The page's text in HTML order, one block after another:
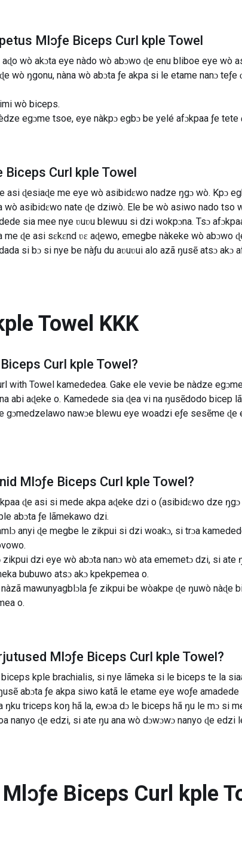
Mlɔƒe Biceps Curl kple Towel
wò akɔta eye nàdo wò abɔwo ɖe enu bliboe eye wò
wò ŋgonu, nàna wò abɔta ƒe akpa si le etame nanɔ
wò biceps.
egɔme tsoe, eye nàkpɔ egbɔ be yelé afɔkpaa ƒe
Curl kple Towel
asi ɖesiaɖe me eye wò asibidɛwo nadze ŋgɔ wò. Kpɔ
wò asibidɛwo nate ɖe dziwò. Ele be wò asiwo nado tso
sia mee nye ʋuʋu blewuu si dzi wokpɔna. Tsɔ
ɖe asi sɛkɛnd ʋɛ aɖewo, emegbe nàkeke wò abɔwo
si bɔ si nye be nàƒu du aʋuʋui alo azã ŋusẽ atsɔ akɔ
Towel KKK
Curl kple Towel?
with Towel kamededea. Gake ele vevie be nàdze
abi aɖeke o. Kamedede sia ɖea vi na ŋusẽdodo bicep
gɔmedzelawo nawɔe blewu eye woadzi eƒe sesẽme
Mlɔƒe Biceps Curl kple Towel?
ɖe asi si mede akpa aɖeke dzi o (asibidɛwo dze
abɔta ƒe lãmekawo dzi.
anyi ɖe megbe le zikpui si dzi woakɔ, si trɔa
zikpui dzi eye wò abɔta nanɔ wò ata ememetɔ dzi, si
bubuwo atsɔ akɔ kpekpemea o.
mawunyagblɔla ƒe zikpui be wòakpe ɖe ŋuwò nàɖe
o.
Mlɔƒe Biceps Curl kple Towel?
kple brachialis, si nye lãmeka si le biceps te la
abɔta ƒe akpa siwo katã le etame eye woƒe
ŋku triceps koŋ hã la, ewɔa dɔ le biceps hã ŋu le mɔ si
nanyo ɖe edzi, si ate ŋu ana wò dɔwɔwɔ nanyo ɖe
Mlɔƒe Biceps Curl kple